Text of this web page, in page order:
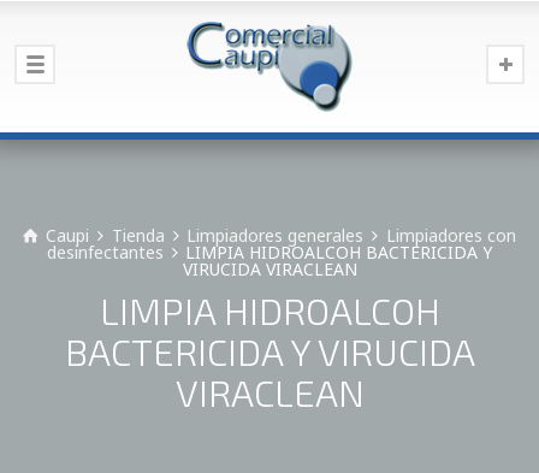
Caupi Tienda Limpiadores generales Limpiadores con
desinfectantes LIMPIA HIDROALCOH BACTERICIDA Y
VIRUCIDA VIRACLEAN
LIMPIA HIDROALCOH
BACTERICIDA Y VIRUCIDA
VIRACLEAN